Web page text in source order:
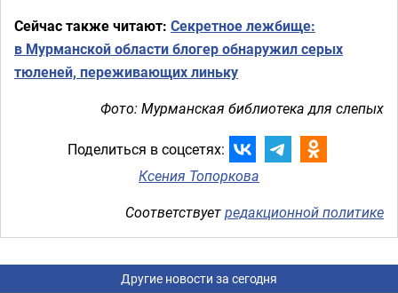
Сейчас также читают: Секретное лежбище:
в Мурманской области блогер обнаружил серых
тюленей, переживающих линьку
Фото: Мурманская библиотека для слепых
Поделиться в соцсетях:
Ксения Топоркова
Соответствуетредакционной политике
Другие новости за сегодня